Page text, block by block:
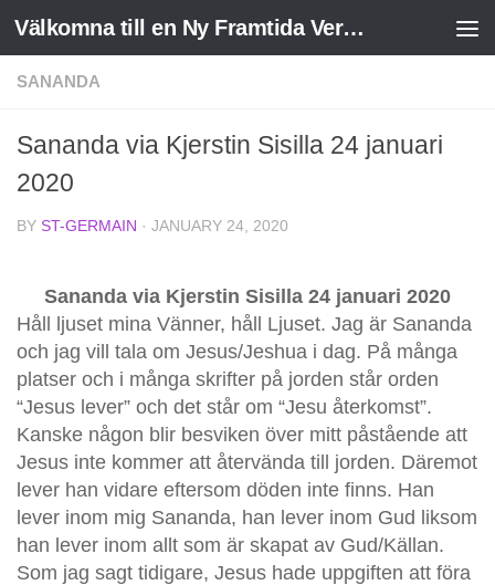
Skip to content Välkomna till en Ny Framtida Verklighet
SANANDA
Sananda via Kjerstin Sisilla 24 januari
2020
BY ST-GERMAIN · JANUARY 24, 2020
Sananda via Kjerstin Sisilla 24 januari 2020
Håll ljuset mina Vänner, håll Ljuset. Jag är Sananda
och jag vill tala om Jesus/Jeshua i dag. På många
platser och i många skrifter på jorden står orden
“Jesus lever” och det står om “Jesu återkomst”.
Kanske någon blir besviken över mitt påstående att
Jesus inte kommer att återvända till jorden. Däremot
lever han vidare eftersom döden inte finns. Han
lever inom mig Sananda, han lever inom Gud liksom
han lever inom allt som är skapat av Gud/Källan.
Som jag sagt tidigare, Jesus hade uppgiften att föra